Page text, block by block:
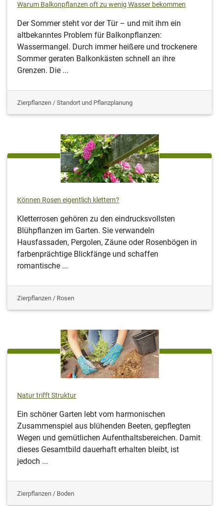
Warum Balkonpflanzen oft zu wenig Wasser bekommen
Der Sommer steht vor der Tür – und mit ihm ein
altbekanntes Problem für Balkonpflanzen:
Wassermangel. Durch immer heißere und trockenere
Sommer geraten Balkonkästen schnell an ihre
Grenzen. Die ...
Zierpflanzen / Standort und Pflanzplanung
Können Rosen eigentlich klettern?
Kletterrosen gehören zu den eindrucksvollsten
Blühpflanzen im Garten. Sie verwandeln
Hausfassaden, Pergolen, Zäune oder Rosenbögen in
farbenprächtige Blickfänge und schaffen
romantische ...
Zierpflanzen / Rosen
Natur trifft Struktur
Ein schöner Garten lebt vom harmonischen
Zusammenspiel aus blühenden Beeten, gepflegten
Wegen und gemütlichen Aufenthaltsbereichen. Damit
dieses Gesamtbild dauerhaft erhalten bleibt, ist
jedoch ...
Zierpflanzen / Boden